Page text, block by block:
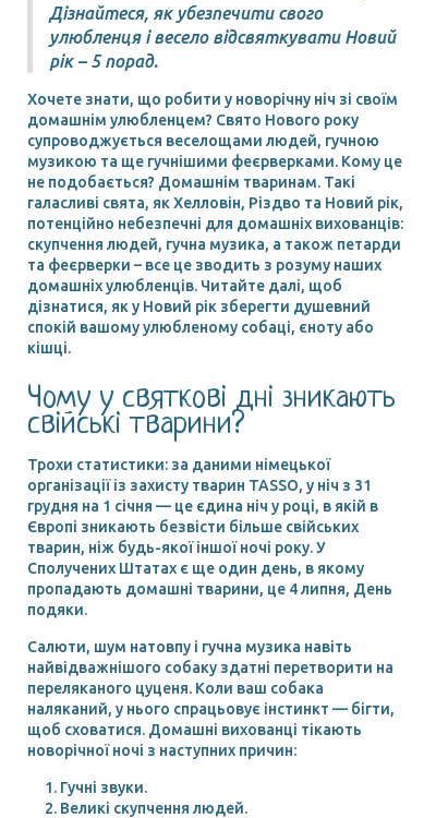
Дізнайтеся, як убезпечити свого
улюбленця і весело відсвяткувати Новий
рік – 5 порад.
Хочете знати, що робити у новорічну ніч зі своїм
домашнім улюбленцем? Свято Нового року
супроводжується веселощами людей, гучною
музикою та ще гучнішими феєрверками. Кому це
не подобається? Домашнім тваринам. Такі
галасливі свята, як Хелловін, Різдво та Новий рік,
потенційно небезпечні для домашніх вихованців:
скупчення людей, гучна музика, а також петарди
та феєрверки – все це зводить з розуму наших
домашніх улюбленців. Читайте далі, щоб
дізнатися, як у Новий рік зберегти душевний
спокій вашому улюбленому собаці, єноту або
кішці.
Чому у святкові дні зникають
свійські тварини?
Трохи статистики: за даними німецької
організації із захисту тварин TASSO, у ніч з 31
грудня на 1 січня — це єдина ніч у році, в якій в
Європі зникають безвісти більше свійських
тварин, ніж будь-якої іншої ночі року. У
Сполучених Штатах є ще один день, в якому
пропадають домашні тварини, це 4 липня, День
подяки.
Салюти, шум натовпу і гучна музика навіть
найвідважнішого собаку здатні перетворити на
переляканого цуценя. Коли ваш собака
наляканий, у нього спрацьовує інстинкт — бігти,
щоб сховатися. Домашні вихованці тікають
новорічної ночі з наступних причин:
Гучні звуки.
Великі скупчення людей.